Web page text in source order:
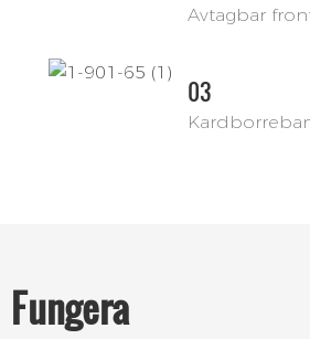
Avtagbar
03
Fungera